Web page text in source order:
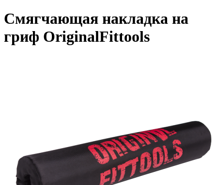
Смягчающая накладка на
гриф OriginalFittools